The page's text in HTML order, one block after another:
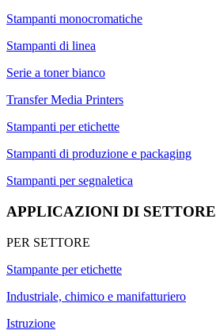
Stampanti monocromatiche
Stampanti di linea
Serie a toner bianco
Transfer Media Printers
Stampanti per etichette
Stampanti di produzione e packaging
Stampanti per segnaletica
APPLICAZIONI DI SETTORE
PER SETTORE
Stampante per etichette
Industriale, chimico e manifatturiero
Istruzione